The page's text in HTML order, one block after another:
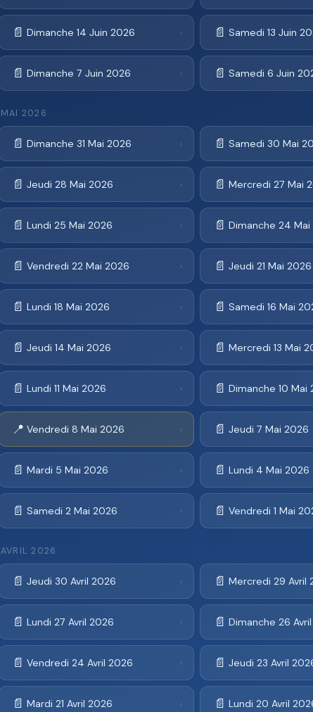
📄 Dimanche 14 Juin 2026 › 📄 Samedi 13 Juin
📄 Dimanche 7 Juin 2026 › 📄 Samedi 6 Juin
MAI 2026
📄 Dimanche 31 Mai 2026 › 📄 Samedi 30 Mai
📄 Jeudi 28 Mai 2026 › 📄 Mercredi 27 Mai
📄 Lundi 25 Mai 2026 › 📄 Dimanche 24
📄 Vendredi 22 Mai 2026 › 📄 Jeudi 21 Mai 2026
📄 Lundi 18 Mai 2026 › 📄 Samedi 16 Mai
📄 Jeudi 14 Mai 2026 › 📄 Mercredi 13 Mai
📄 Lundi 11 Mai 2026 › 📄 Dimanche 10 Mai
📍 Vendredi 8 Mai 2026 › 📄 Jeudi 7 Mai 2026
📄 Mardi 5 Mai 2026 › 📄 Lundi 4 Mai 2026
📄 Samedi 2 Mai 2026 › 📄 Vendredi 1 Mai
AVRIL 2026
📄 Jeudi 30 Avril 2026 › 📄 Mercredi 29 Avril
📄 Lundi 27 Avril 2026 › 📄 Dimanche 26
📄 Vendredi 24 Avril 2026 › 📄 Jeudi 23 Avril
📄 Mardi 21 Avril 2026 › 📄 Lundi 20 Avril